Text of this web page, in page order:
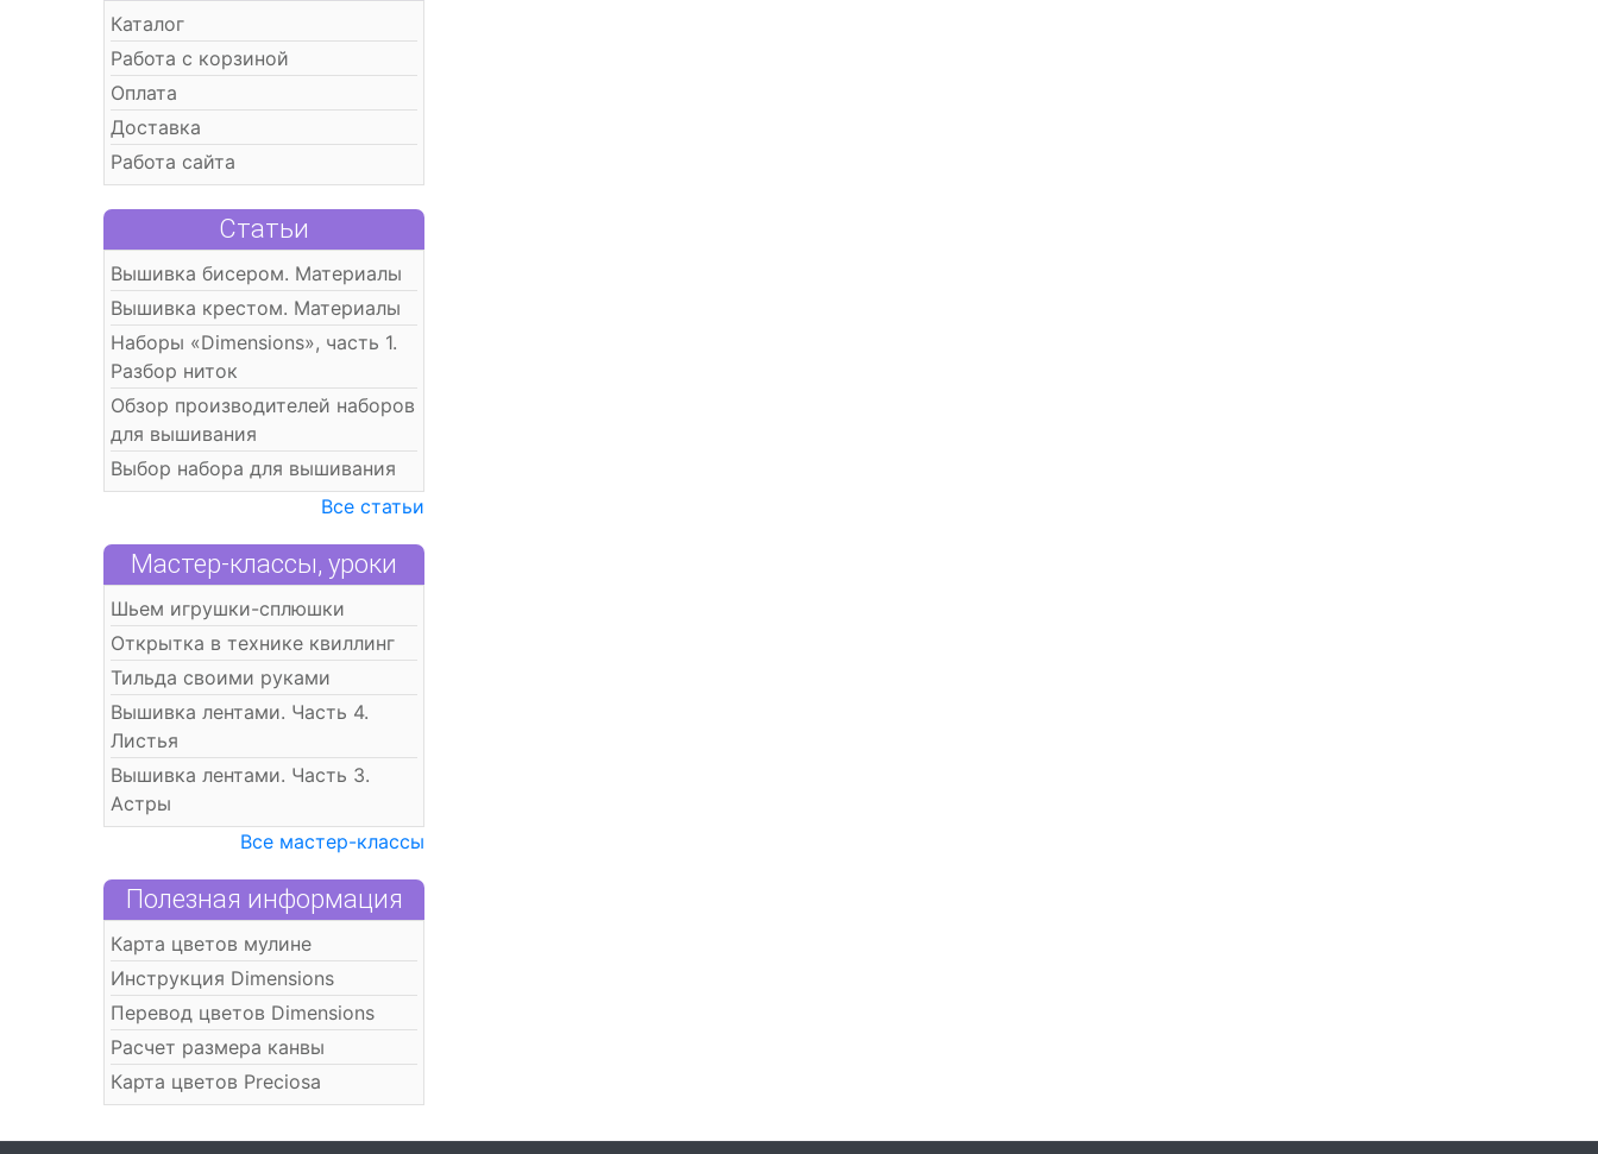
Каталог
Работа с корзиной
Оплата
Доставка
Работа сайта
Статьи
Вышивка бисером. Материалы
Вышивка крестом. Материалы
Наборы «Dimensions», часть 1.
Разбор ниток
Обзор производителей наборов
для вышивания
Выбор набора для вышивания
Все статьи
Мастер-классы, уроки
Шьем игрушки-сплюшки
Открытка в технике квиллинг
Тильда своими руками
Вышивка лентами. Часть 4.
Листья
Вышивка лентами. Часть 3.
Астры
Все мастер-классы
Полезная информация
Карта цветов мулине
Инструкция Dimensions
Перевод цветов Dimensions
Расчет размера канвы
Карта цветов Preciosa